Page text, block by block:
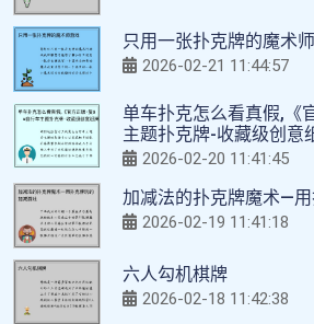
只用一张扑克牌的魔术
2026-02-21 11:44:57
单车扑克怎么看真假,《
主题扑克牌-收藏级创意
2026-02-20 11:41:45
加减法的扑克牌魔术—
2026-02-19 11:41:18
六人勾机棋牌
2026-02-18 11:42:38